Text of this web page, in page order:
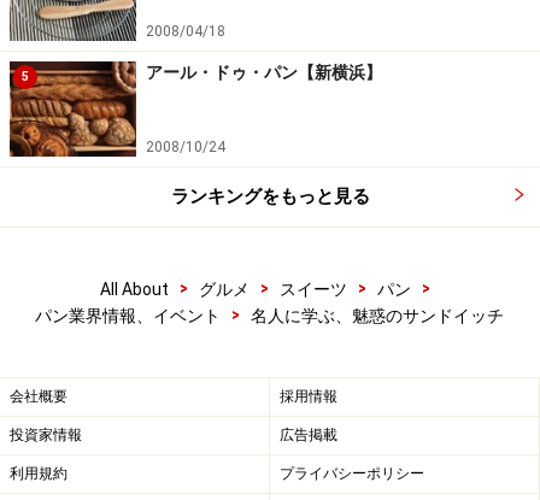
2008/04/18
5 アール・ドゥ・パン【新横浜】
2008/10/24
ランキングをもっと見る
All About > グルメ > スイーツ > パン
>
パン業界情報、イベント
> 名人に学ぶ、魅惑のサンドイッチ
会社概要 採用情報
投資家情報 広告掲載
利用規約 プライバシーポリシー